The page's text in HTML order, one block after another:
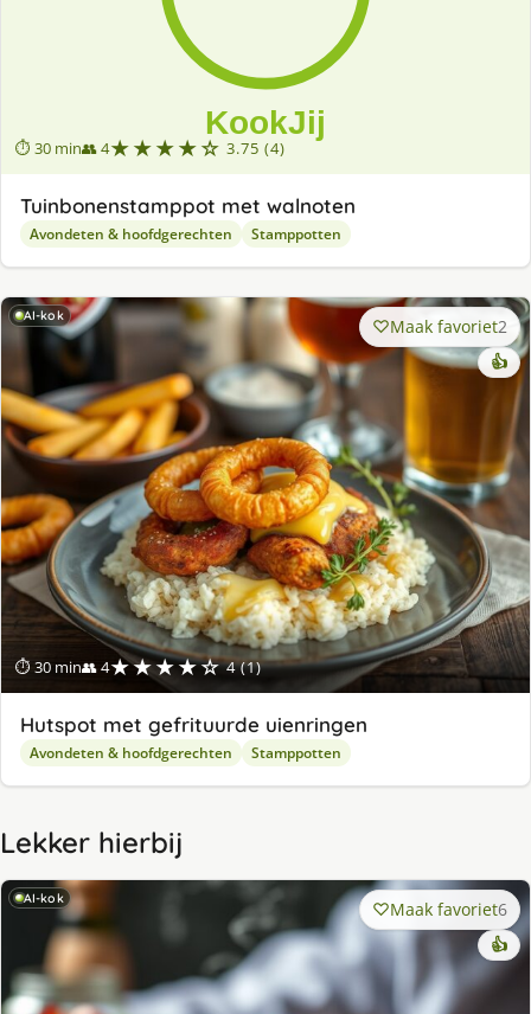
⏱ 30 min👥 4★★★★☆ 3.75 (4)
Tuinbonenstamppot met walnoten
Avondeten & hoofdgerechten Stamppotten
AI-kok
⏱ 30 min👥 4★★★★☆ 4 (1)
Maak favoriet2
👍
Hutspot met gefrituurde uienringen
Avondeten & hoofdgerechten Stamppotten
Lekker hierbij
AI-kok Maak favoriet6
👍